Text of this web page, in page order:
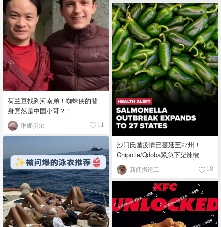
荷兰豆找到河南弟！蜘蛛侠的替
身竟然是中国小哥？！
琳娜贝尔 11
沙门氏菌疫情已蔓延至27州！
Chipotle/Qdoba紧急下架辣椒
新闻搬运工 18